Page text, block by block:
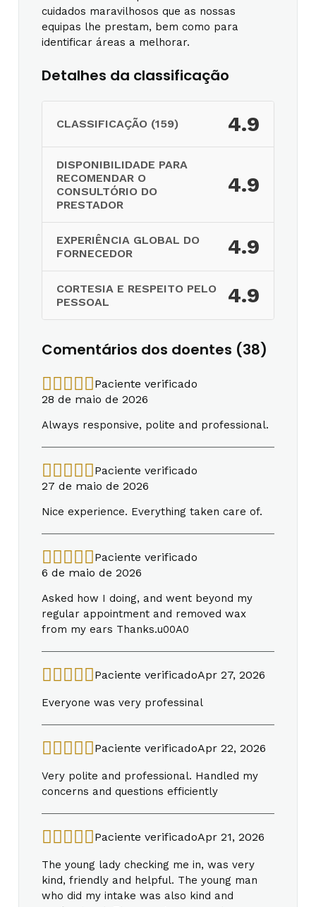
cuidados maravilhosos que as nossas
equipas lhe prestam, bem como para
identificar áreas a melhorar.
Detalhes da classificação
CLASSIFICAÇÃO (159) 4.9
DISPONIBILIDADE PARA
RECOMENDAR O
CONSULTÓRIO DO
PRESTADOR
4.9
EXPERIÊNCIA GLOBAL DO
FORNECEDOR
4.9
CORTESIA E RESPEITO PELO
PESSOAL
4.9
Comentários dos doentes (38)
Paciente verificado
28 de maio de 2026
Always responsive, polite and professional.
Paciente verificado
27 de maio de 2026
Nice experience. Everything taken care of.
Paciente verificado
6 de maio de 2026
Asked how I doing, and went beyond my
regular appointment and removed wax
from my ears Thanks.u00A0
Paciente verificadoApr 27, 2026
Everyone was very professinal
Paciente verificadoApr 22, 2026
Very polite and professional. Handled my
concerns and questions efficiently
Paciente verificadoApr 21, 2026
The young lady checking me in, was very
kind, friendly and helpful. The young man
who did my intake was also kind and